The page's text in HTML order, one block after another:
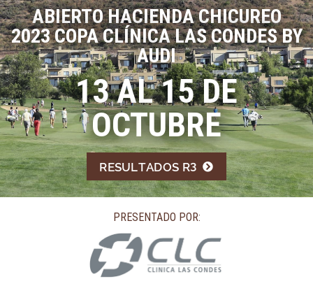
ABIERTO HACIENDA CHICUREO
2023 COPA CLÍNICA LAS CONDES BY
AUDI
13 AL 15 DE
OCTUBRE
RESULTADOS R3
PRESENTADO POR: